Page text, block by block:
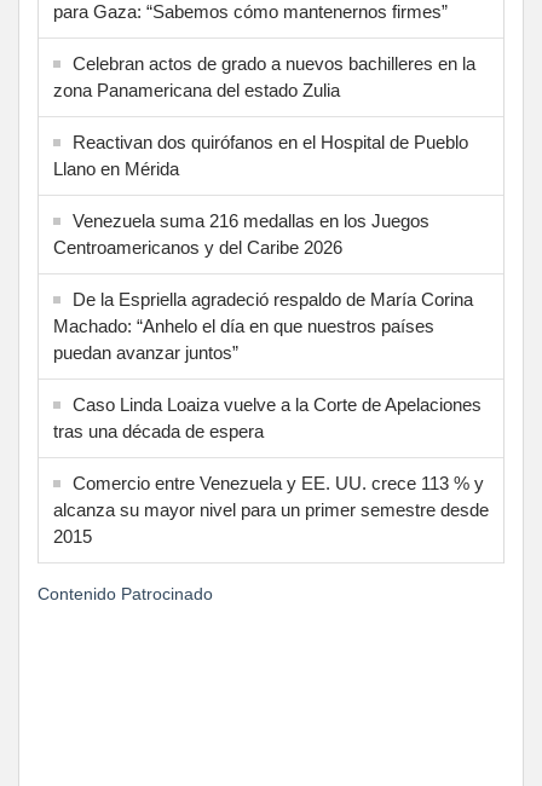
para Gaza: “Sabemos cómo mantenernos firmes”
Celebran actos de grado a nuevos bachilleres en la
zona Panamericana del estado Zulia
Reactivan dos quirófanos en el Hospital de Pueblo
Llano en Mérida
Venezuela suma 216 medallas en los Juegos
Centroamericanos y del Caribe 2026
De la Espriella agradeció respaldo de María Corina
Machado: “Anhelo el día en que nuestros países
puedan avanzar juntos”
Caso Linda Loaiza vuelve a la Corte de Apelaciones
tras una década de espera
Comercio entre Venezuela y EE. UU. crece 113 % y
alcanza su mayor nivel para un primer semestre desde
2015
Contenido Patrocinado